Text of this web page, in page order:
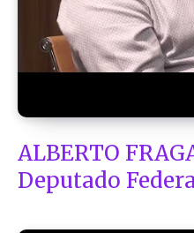
ALBERTO
Deputado